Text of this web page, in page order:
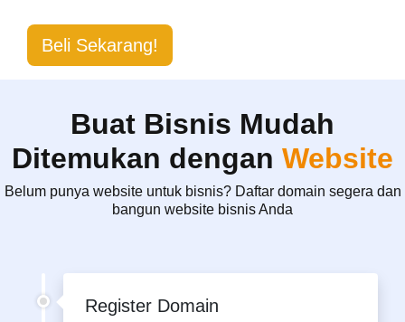
Beli Sekarang!
Buat Bisnis Mudah
Ditemukan dengan Website
Belum punya website untuk bisnis? Daftar domain segera dan
bangun website bisnis Anda
Register Domain